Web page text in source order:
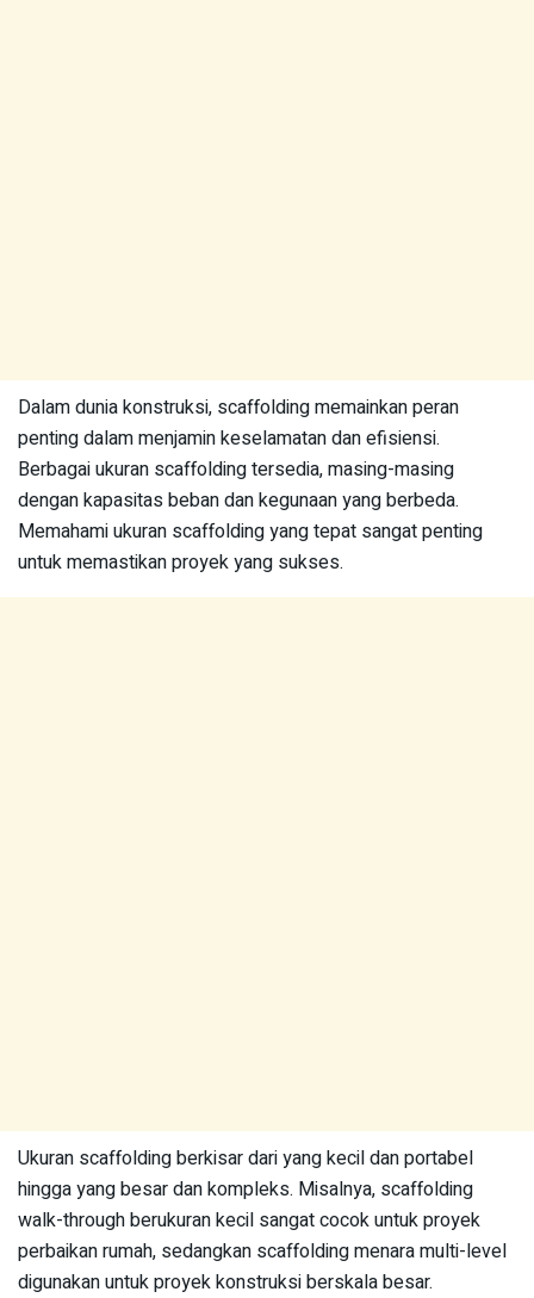
Dalam dunia konstruksi, scaffolding memainkan peran
penting dalam menjamin keselamatan dan efisiensi.
Berbagai ukuran scaffolding tersedia, masing-masing
dengan kapasitas beban dan kegunaan yang berbeda.
Memahami ukuran scaffolding yang tepat sangat penting
untuk memastikan proyek yang sukses.
Ukuran scaffolding berkisar dari yang kecil dan portabel
hingga yang besar dan kompleks. Misalnya, scaffolding
walk-through berukuran kecil sangat cocok untuk proyek
perbaikan rumah, sedangkan scaffolding menara multi-level
digunakan untuk proyek konstruksi berskala besar.